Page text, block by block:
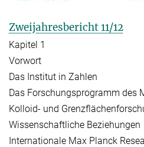
Zweijahresbericht 11/12
Kapitel 1
Vorwort
Das Institut in Zahlen
Das Forschungsprogramm des
Kolloid- und
Wissenschaftliche Beziehungen
Internationale Max Planck